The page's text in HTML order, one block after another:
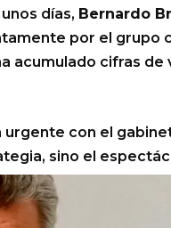
días, Bernardo
por el grupo
acumulado cifras de
urgente con el
sino el